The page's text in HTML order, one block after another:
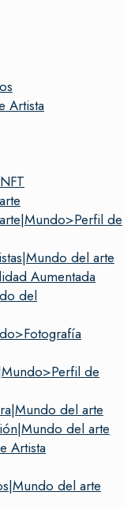
Artista
de
del arte
Aumentada
del
de
del arte
del arte
Artista
del arte